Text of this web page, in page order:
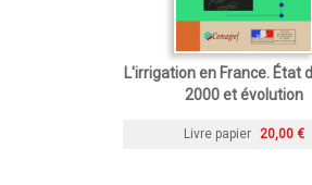
L'irrigation en France. État
2000 et évolution
Livre papier 20,00 €